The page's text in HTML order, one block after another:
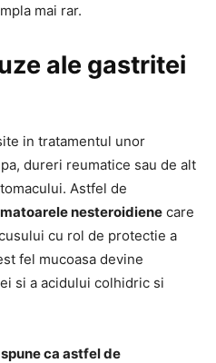
mai rar.
ale gastritei
in tratamentul unor
dureri reumatice sau de alt
Astfel de
nesteroidiene care
cu rol de protectie a
fel mucoasa devine
si a acidului colhidric si
ca astfel de